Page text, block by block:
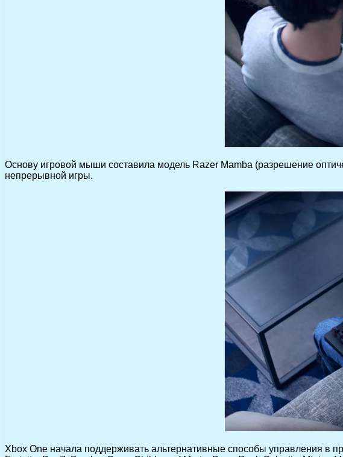
Основу игровой мыши составила модель Razer Mamba (разрешение
непрерывной игры.
Xbox One начала поддерживать альтернативные способы управления в